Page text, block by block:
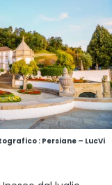
: Persiane – LucVi